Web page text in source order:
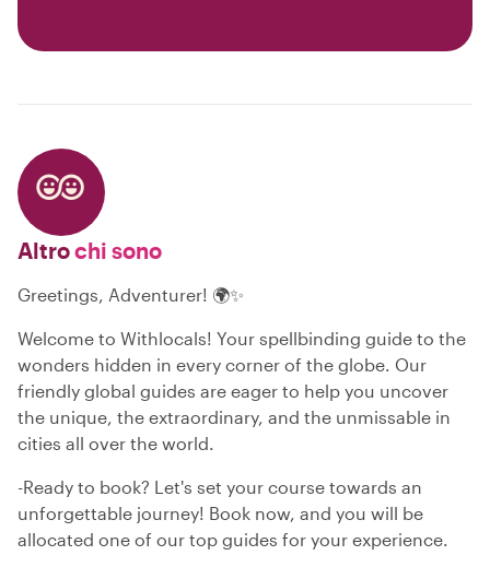
Altrochi sono
Greetings, Adventurer! 🌍✨
Welcome to Withlocals! Your spellbinding guide to the
wonders hidden in every corner of the globe. Our
friendly global guides are eager to help you uncover
the unique, the extraordinary, and the unmissable in
cities all over the world.
-Ready to book? Let's set your course towards an
unforgettable journey! Book now, and you will be
allocated one of our top guides for your experience.